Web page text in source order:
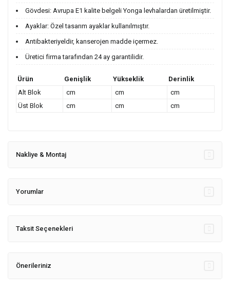
Gövdesi: Avrupa E1 kalite belgeli Yonga levhalardan üretilmiştir.
Ayaklar: Özel tasarım ayaklar kullanılmıştır.
Antibakteriyeldir, kanserojen madde içermez.
Üretici firma tarafından 24 ay garantilidir.
Ürün Genişlik Yükseklik
Derinlik
Alt Blok
cm cm
cm
Üst Blok
cm cm cm
Nakliye & Montaj
Yorumlar
Taksit Seçenekleri
Önerileriniz